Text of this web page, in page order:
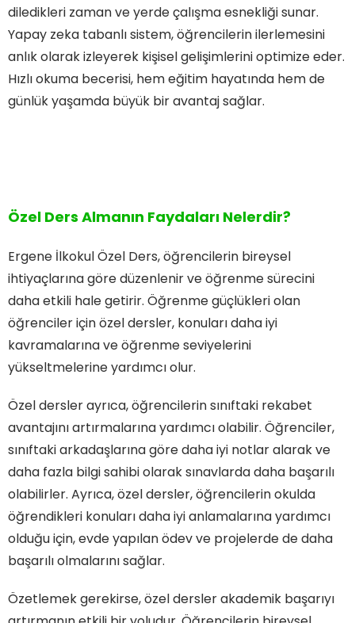
diledikleri zaman ve yerde çalışma esnekliği sunar.
Yapay zeka tabanlı sistem, öğrencilerin ilerlemesini
anlık olarak izleyerek kişisel gelişimlerini optimize eder.
Hızlı okuma becerisi, hem eğitim hayatında hem de
günlük yaşamda büyük bir avantaj sağlar.
Özel Ders Almanın Faydaları Nelerdir?
Ergene İlkokul Özel Ders, öğrencilerin bireysel
ihtiyaçlarına göre düzenlenir ve öğrenme sürecini
daha etkili hale getirir. Öğrenme güçlükleri olan
öğrenciler için özel dersler, konuları daha iyi
kavramalarına ve öğrenme seviyelerini
yükseltmelerine yardımcı olur.
Özel dersler ayrıca, öğrencilerin sınıftaki rekabet
avantajını artırmalarına yardımcı olabilir. Öğrenciler,
sınıftaki arkadaşlarına göre daha iyi notlar alarak ve
daha fazla bilgi sahibi olarak sınavlarda daha başarılı
olabilirler. Ayrıca, özel dersler, öğrencilerin okulda
öğrendikleri konuları daha iyi anlamalarına yardımcı
olduğu için, evde yapılan ödev ve projelerde de daha
başarılı olmalarını sağlar.
Özetlemek gerekirse, özel dersler akademik başarıyı